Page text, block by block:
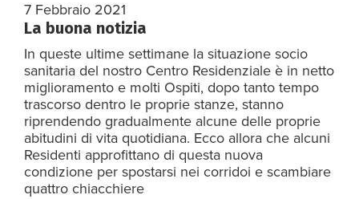
7 Febbraio 2021
La buona notizia
In queste ultime settimane la situazione socio
sanitaria del nostro Centro Residenziale è in netto
miglioramento e molti Ospiti, dopo tanto tempo
trascorso dentro le proprie stanze, stanno
riprendendo gradualmente alcune delle proprie
abitudini di vita quotidiana. Ecco allora che alcuni
Residenti approfittano di questa nuova
condizione per spostarsi nei corridoi e scambiare
quattro chiacchiere